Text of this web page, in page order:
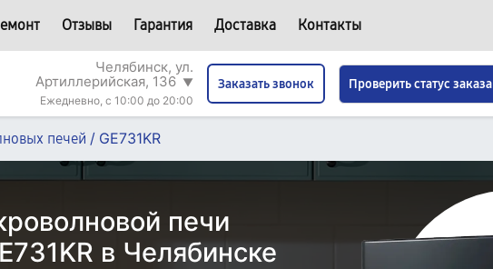
Отзывы Гарантия Доставка Контакты
Челябинск, ул.
Артиллерийская, 136 ▼
Ежедневно, с 10:00 до 20:00
Заказать звонок Проверить статус заказа
печей / GE731KR
печи
в Челябинске